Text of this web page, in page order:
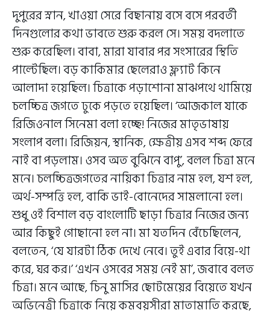
দুপুরের স্নান, খাওয়া সেরে বিছানায় বসে বসে পরবর্তী
দিনগুলোর কথা ভাবতে শুরু করল সে। সময় বদলাতে
শুরু করেছিল। বাবা, মারা যাবার পর সংসারের স্থিতি
পাল্টেছিল। বড় কাকিমার ছেলেরাও ফ্ল্যাট কিনে
আলাদা হয়েছিল। চিত্রাকে পড়াশোনা মাঝপথে থামিয়ে
চলচ্চিত্র জগতে ঢুকে পড়তে হয়েছিল। ‘আজকাল যাকে
রিজিওনাল সিনেমা বলা হচ্ছে! নিজের মাতৃভাষায়
সংলাপ বলা। রিজিয়ন, স্থানিক, ক্ষেত্রীয় এসব শব্দ ফেরে
নাই বা পড়লাম। ওসব অত বুঝিনে বাপু’, বলল চিত্রা মনে
মনে। চলচ্চিত্রজগতের নায়িকা চিত্রার নাম হল, যশ হল,
অর্থ-সম্পত্তি হল, বাকি ভাই-বোনেদের সামলানো হল।
শুধু ওই বিশাল বড় বাংলোটি ছাড়া চিত্রার নিজের জন্য
আর কিছুই গোছানো হল না। মা যতদিন বেঁচেছিলেন,
বলতেন, ‘যে যারটা ঠিক দেখে নেবে। তুই এবার বিয়ে-থা
করে, ঘর কর।’ ‘এখন ওসবের সময় নেই মা’, জবাবে বলত
চিত্রা। মনে আছে, চিনু মাসির ছোটমেয়ের বিয়েতে যখন
অভিনেত্রী চিত্রাকে নিয়ে কমবয়সীরা মাতামাতি করছে,